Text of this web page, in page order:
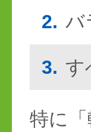
2. バ
3. す
特に